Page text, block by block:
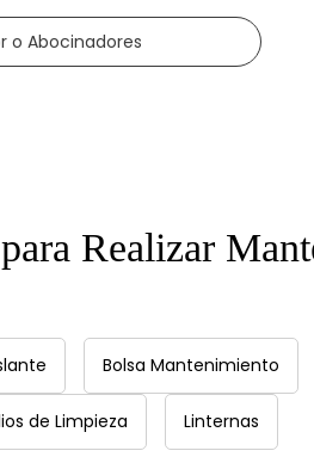
o Abocinadores
Realizar
Bolsa Mantenimiento
de Limpieza Linternas